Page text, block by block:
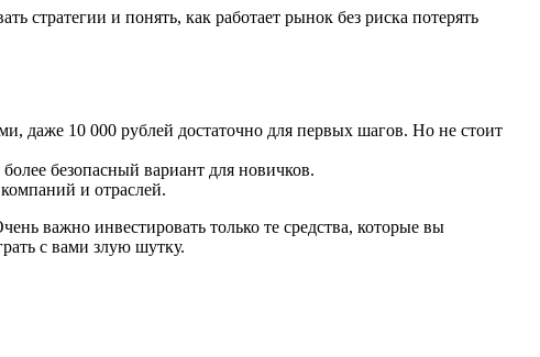
стратегии и понять, как работает рынок без риска потерять
10 000 рублей достаточно для первых шагов. Но не стоит
безопасный вариант для новичков.
и отраслей.
важно инвестировать только те средства, которые вы
с вами злую шутку.